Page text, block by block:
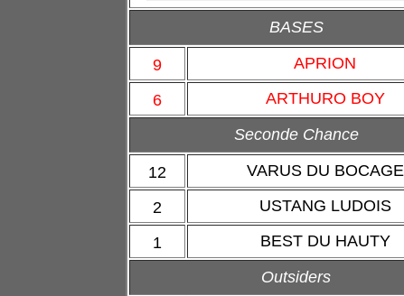
BASES
9 APRION
6
ARTHURO BOY
Seconde Chance
12 VARUS DU BOCAGE
2 USTANG LUDOIS
1
BEST DU HAUTY
Outsiders